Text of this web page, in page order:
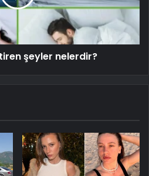
şeyler nelerdir?